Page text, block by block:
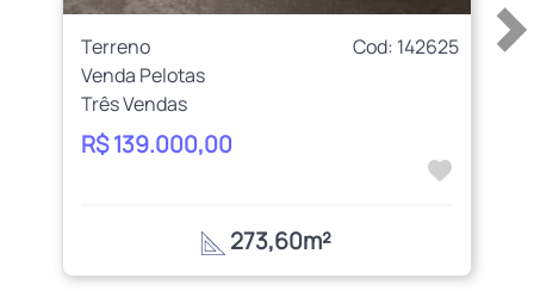
Terreno
Cod: 142625
Venda Pelotas
Três Vendas
R$ 139.000,00
273,60m²